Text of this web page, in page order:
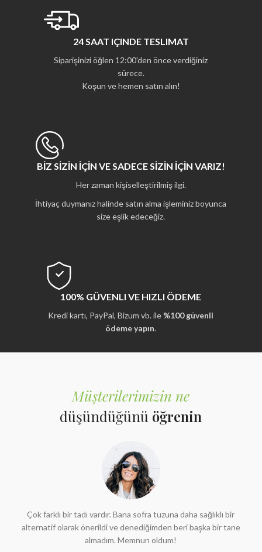
24 SAAT IÇINDE TESLIMAT
Siparişinizi öğlen 12:00'den önce verdiğiniz
sürece.
Koşun ve hemen satın alın!
BİZ SİZİN İÇİN VE SADECE SİZİN İÇİN VARIZ!
Her zaman kişiselleştirilmiş ilgi.
İhtiyaç duymanız halinde satın alma işleminiz boyunca
size eşlik edeceğiz.
100% GÜVENLI VE HIZLI ÖDEME
Kredi kartı, PayPal, Bizum vb. ile %100 güvenli
ödeme yapın.
Müşterilerimizin ne
düşündüğünü öğrenin
Çok farklı bir tadı vardır. Bana sofra tuzuna daha sağlıklı bir
alternatif olarak önerildi ve denediğimden beri başka bir tane
almadım. Memnun oldum!